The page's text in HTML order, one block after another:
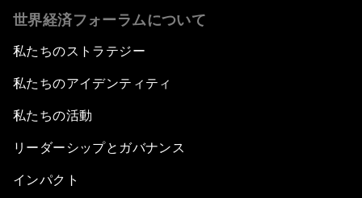
世界経済フォーラムについて
私たちのストラテジー
私たちのアイデンティティ
私たちの活動
リーダーシップとガバナンス
インパクト